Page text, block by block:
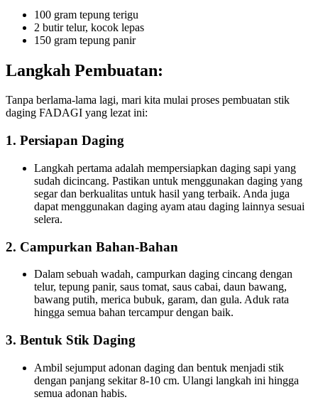
100 gram tepung terigu
2 butir telur, kocok lepas
150 gram tepung panir
Langkah Pembuatan:
Tanpa berlama-lama lagi, mari kita mulai proses pembuatan stik
daging FADAGI yang lezat ini:
1. Persiapan Daging
Langkah pertama adalah mempersiapkan daging sapi yang
sudah dicincang. Pastikan untuk menggunakan daging yang
segar dan berkualitas untuk hasil yang terbaik. Anda juga
dapat menggunakan daging ayam atau daging lainnya sesuai
selera.
2. Campurkan Bahan-Bahan
Dalam sebuah wadah, campurkan daging cincang dengan
telur, tepung panir, saus tomat, saus cabai, daun bawang,
bawang putih, merica bubuk, garam, dan gula. Aduk rata
hingga semua bahan tercampur dengan baik.
3. Bentuk Stik Daging
Ambil sejumput adonan daging dan bentuk menjadi stik
dengan panjang sekitar 8-10 cm. Ulangi langkah ini hingga
semua adonan habis.